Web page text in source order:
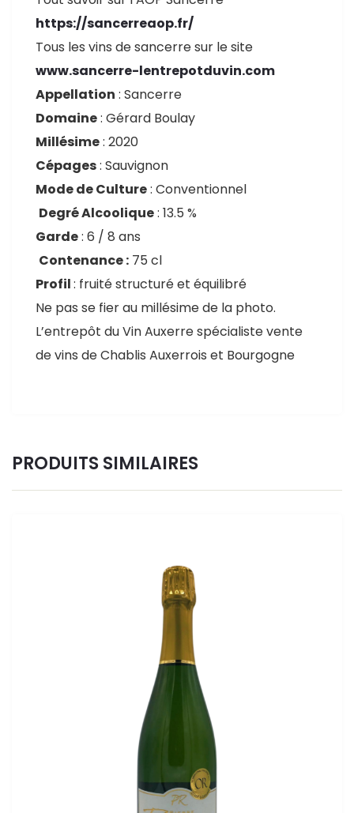
https://sancerreaop.fr/
Tous les vins de sancerre sur le site
www.sancerre-lentrepotduvin.com
Appellation : Sancerre
Domaine: Gérard Boulay
Millésime: 2020
Cépages: Sauvignon
Mode de Culture: Conventionnel
Degré Alcoolique: 13.5 %
Garde: 6 / 8 ans
Contenance : 75 cl
Profil: fruité structuré et équilibré
Ne pas se fier au millésime de la photo.
L’entrepôt du Vin Auxerre spécialiste vente
de vins de Chablis Auxerrois et Bourgogne
PRODUITS SIMILAIRES